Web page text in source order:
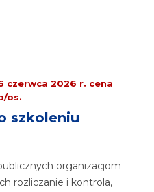
czerwca 2026 r. cena
os.
szkoleniu
organizacjom
rozliczanie i kontrola,